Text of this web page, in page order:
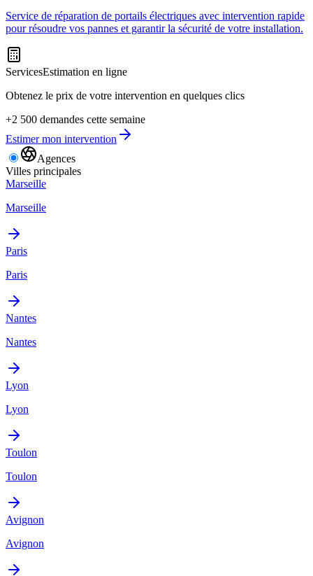
Service de réparation de portails électriques avec intervention rapide
pour résoudre vos pannes et garantir la sécurité de votre installation.
ServicesEstimation en ligne
Obtenez le prix de votre intervention en quelques clics
+2 500 demandes cette semaine
Estimer mon intervention
Agences
Villes principales
Marseille
Marseille
Paris
Paris
Nantes
Nantes
Lyon
Lyon
Toulon
Toulon
Avignon
Avignon